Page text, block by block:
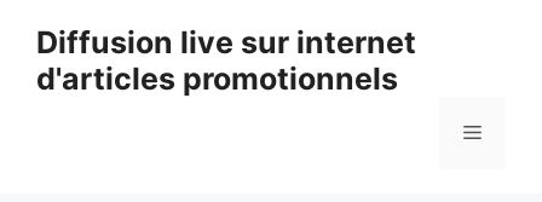
contenu
Diffusion live sur internet
d'articles promotionnels
Menu